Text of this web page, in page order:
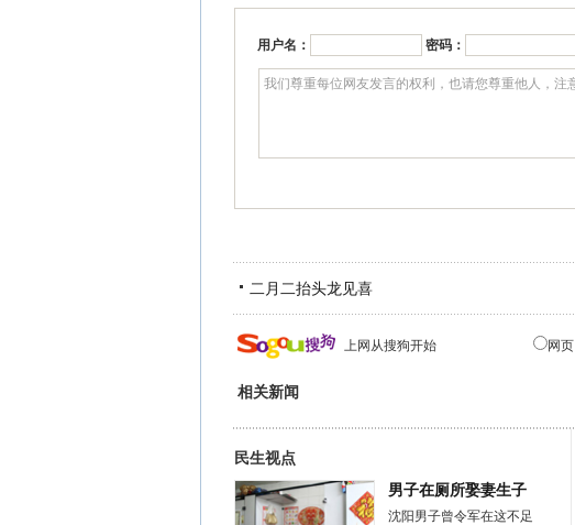
用户名： 密码：
二月二抬头龙见喜
上网从搜狗开始 网页
相关新闻
民生视点
男子在厕所娶妻生子
沈阳男子曾令军在这不足